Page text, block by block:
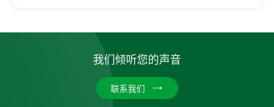
我们倾听您的声音
联系我们